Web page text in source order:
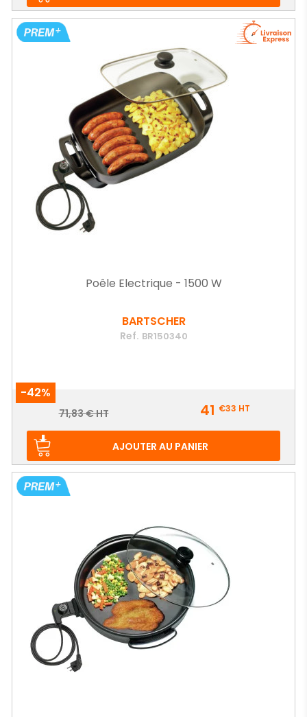
Poêle Electrique - 1500 W
BARTSCHER
Ref. BR150340
-42%
Prix
Prix
71,83 € HT 41 €33 HT
AJOUTER AU PANIER